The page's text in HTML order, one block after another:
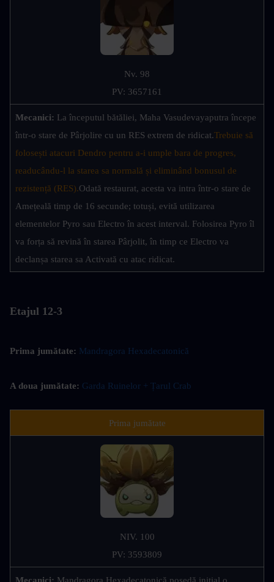
Nv. 98
PV: 3657161
Mecanici: La începutul bătăliei, Maha Vasudevayaputra începe
într-o stare de Pârjolire cu un RES extrem de ridicat.Trebuie să
folosești atacuri Dendro pentru a-i umple bara de progres,
readucându-l la starea sa normală și eliminând bonusul de
rezistență (RES).Odată restaurat, acesta va intra într-o stare de
Amețeală timp de 16 secunde; totuși, evită utilizarea
elementelor Pyro sau Electro în acest interval. Folosirea Pyro îl
va forța să revină în starea Pârjolit, în timp ce Electro va
declanșa starea sa Activată cu atac ridicat.
Etajul 12-3
Prima jumătate: Mandragora Hexadecatonică
A doua jumătate: Garda Ruinelor + Țarul Crab
Prima jumătate
NIV. 100
PV: 3593809